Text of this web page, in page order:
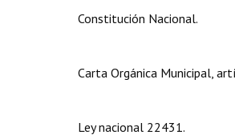
Constitución Nacional.
Carta Orgánica Municipal,
Ley nacional 22431.